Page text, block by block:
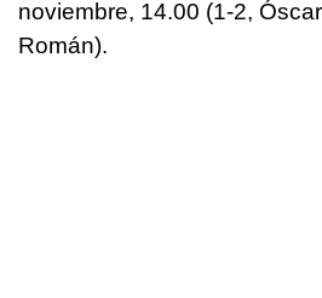
noviembre, 14.00 (1-2,
Román).